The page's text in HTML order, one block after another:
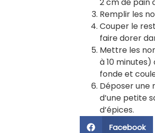
2 cm de pain
Remplir les
Couper le
faire dorer
Mettre les
à 10 minutes)
fonde et
Déposer une
d’une petite
d’épices.
Facebook